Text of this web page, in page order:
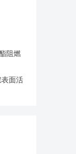
阻燃
面活